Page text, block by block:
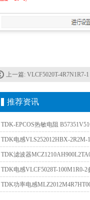
上一篇: VLCF5020T-4R7N1R7-1
推荐资讯
TDK-EPCOS热敏电阻
TDK电感VLS252012HBX-2R2M-1
TDK滤波器
TDK电感VLCF5028T-100M1R0-2
TDK功率电感